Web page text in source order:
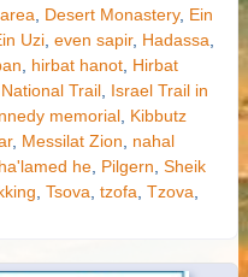
Desert Monastery, Ein
Uzi, even sapir, Hadassa
hirbat hanot, Hirbat
Trail, Israel Trail in
memorial, Kibbutz
, Messilat Zion
nahal
he, Pilgern Sheik
Tsova tzofa Tzova